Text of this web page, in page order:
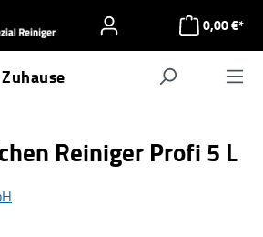
0,00 €*
Reiniger Profi 5 L